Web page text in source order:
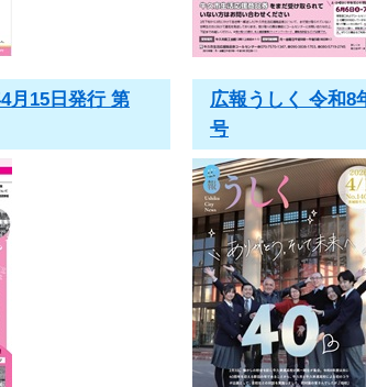
月15日発行 第
広報うしく 令和8
号